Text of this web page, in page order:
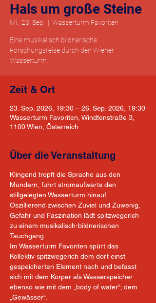
Hals um große Steine
Mi., 23. Sep.
  |
Wasserturm Favoriten
Eine musikalisch bildnerische
Forschungsreise durch den Wiener
Wasserturm
Zeit & Ort
23. Sep. 2026, 19:30 – 26. Sep. 2026, 19:30
Wasserturm Favoriten, Windtenstraße 3,
1100 Wien, Österreich
Über die Veranstaltung
Klingend tropft die Sprache aus den
Mündern, führt stromaufwärts den
stillgelegten Wasserturm hinauf.
Oszillierend zwischen Zuviel und Zuwenig,
Gefahr und Faszination lädt spitzwegerich
zu einem musikalisch-bildnerischen
Tauchgang.
Im Wasserturm Favoriten spürt das
Kollektiv spitzwegerich dem dort einst
gespeicherten Element nach und befasst
sich mit dem Körper als Wasserspeicher
ebenso wie mit dem „body of water“; dem
„Gewässer“.